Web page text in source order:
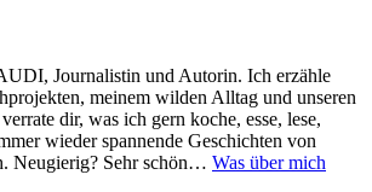
Journalistin und Autorin. Ich erzähle
meinem wilden Alltag und unseren
dir, was ich gern koche, esse, lese,
wieder spannende Geschichten von
Neugierig? Sehr schön… Was über mich